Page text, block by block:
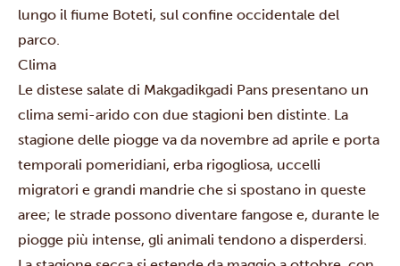
lungo il fiume Boteti, sul confine occidentale del
parco.
Clima
Le distese salate di Makgadikgadi Pans presentano un
clima semi-arido con due stagioni ben distinte. La
stagione delle piogge va da novembre ad aprile e porta
temporali pomeridiani, erba rigogliosa, uccelli
migratori e grandi mandrie che si spostano in queste
aree; le strade possono diventare fangose e, durante le
piogge più intense, gli animali tendono a disperdersi.